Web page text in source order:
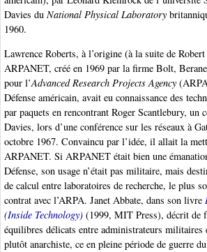
Davies du National Physical Laboratory
1960.
Lawrence Roberts, à l’origine (à la suite de
ARPANET, créé en 1969 par la firme Bolt,
pour l’Advanced Research Projects Agency
Défense américain, avait eu connaissance des
par paquets en rencontrant Roger Scantlebury, un
Davies, lors d’une conférence sur les réseaux à
octobre 1967. Convaincu par l’idée, il allait la
ARPANET. Si ARPANET était bien une
Défense, son usage n’était pas militaire, mais
de calcul entre laboratoires de recherche, le plus
contrat avec l’ARPA. Janet Abbate, dans son livre
(Inside Technology) (1999, MIT Press), décrit de
équilibres délicats entre administrateurs militaires
plutôt anarchiste, ce en pleine période de guerre